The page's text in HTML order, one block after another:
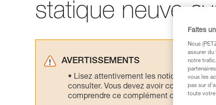
statique neuve
AVERTISSEMENTS
Lisez attentivement les notices
consulter. Vous devez avoir compris les
comprendre ce complément
Faites
Nous
assurer du
notre
vous les
pas sur
toute